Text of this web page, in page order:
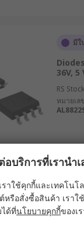
มีใ
36V, 5
RS
หมายเล
มีใ
อบริการที่เรานำ
ราใช้คุกกี้และเทคโน
หรือสั่งซื้อสินค้า เรา
ด้ที่นโยบายคุกกี้ของเ